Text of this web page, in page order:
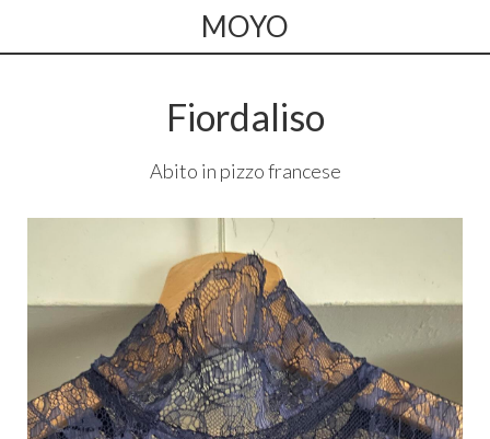
MOYO
Fiordaliso
Abito in pizzo francese